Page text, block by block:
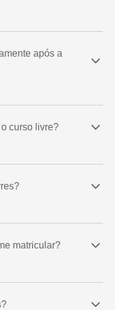
após a
curso livre?
matricular?